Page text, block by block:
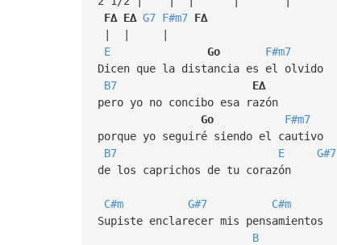
F∆ E∆ G7 F#m7 F∆
| | |
E
Go
F#m7
Dicen que la distancia es el olvido
B7
E∆
pero yo no concibo esa razón
Go
F#m7
porque yo seguiré siendo el cautivo
B7
E
G#7
de los caprichos de tu corazón
C#m G#7
C#m
Supiste enclarecer mis pensamientos
B